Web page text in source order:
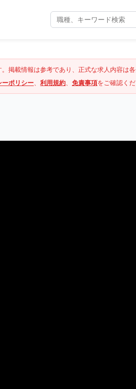
掲載情報は参考であり、正式な求人内容は
ーポリシー、 利用規約、 免責事項をご確認くだ